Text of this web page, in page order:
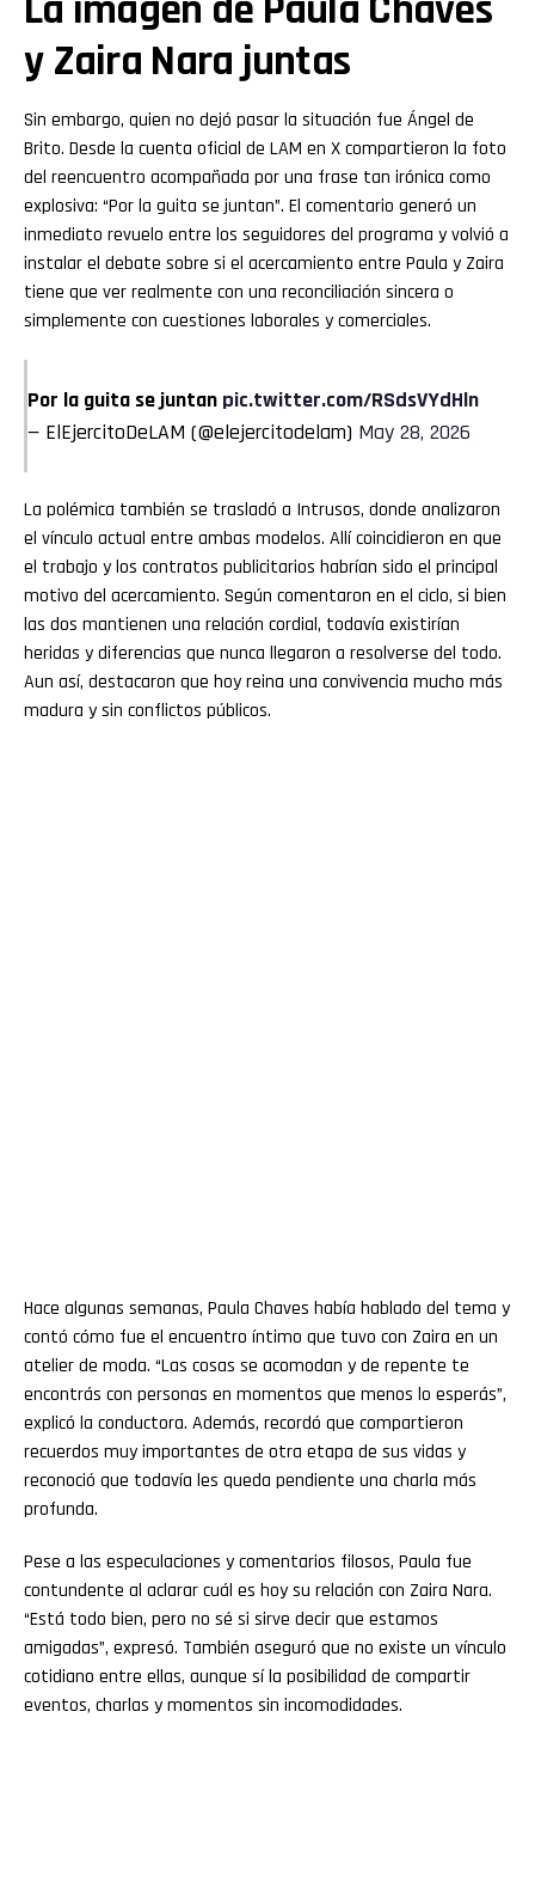
y Zaira Nara juntas
Sin embargo, quien no dejó pasar la situación fue Ángel de
Brito. Desde la cuenta oficial de LAM en X compartieron la foto
del reencuentro acompañada por una frase tan irónica como
explosiva: “Por la guita se juntan”. El comentario generó un
inmediato revuelo entre los seguidores del programa y volvió a
instalar el debate sobre si el acercamiento entre Paula y Zaira
tiene que ver realmente con una reconciliación sincera o
simplemente con cuestiones laborales y comerciales.
Por la guita se juntan pic.twitter.com/RSdsVYdHln
— ElEjercitoDeLAM (@elejercitodelam) May 28, 2026
La polémica también se trasladó a Intrusos, donde analizaron
el vínculo actual entre ambas modelos. Allí coincidieron en que
el trabajo y los contratos publicitarios habrían sido el principal
motivo del acercamiento. Según comentaron en el ciclo, si bien
las dos mantienen una relación cordial, todavía existirían
heridas y diferencias que nunca llegaron a resolverse del todo.
Aun así, destacaron que hoy reina una convivencia mucho más
madura y sin conflictos públicos.
Hace algunas semanas, Paula Chaves había hablado del tema y
contó cómo fue el encuentro íntimo que tuvo con Zaira en un
atelier de moda. “Las cosas se acomodan y de repente te
encontrás con personas en momentos que menos lo esperás”,
explicó la conductora. Además, recordó que compartieron
recuerdos muy importantes de otra etapa de sus vidas y
reconoció que todavía les queda pendiente una charla más
profunda.
Pese a las especulaciones y comentarios filosos, Paula fue
contundente al aclarar cuál es hoy su relación con Zaira Nara.
“Está todo bien, pero no sé si sirve decir que estamos
amigadas”, expresó. También aseguró que no existe un vínculo
cotidiano entre ellas, aunque sí la posibilidad de compartir
eventos, charlas y momentos sin incomodidades.